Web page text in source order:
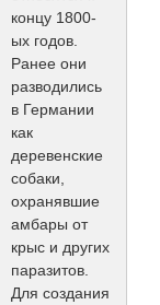
концу 1800-
ых годов.
Ранее они
разводились
в Германии
как
деревенские
собаки,
охранявшие
амбары от
крыс и других
паразитов.
Для создания